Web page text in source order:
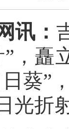
讯：
，矗
葵”
光折